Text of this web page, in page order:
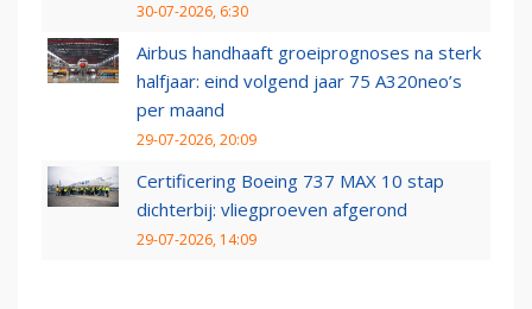
30-07-2026, 6:30
Airbus handhaaft groeiprognoses na sterk
halfjaar: eind volgend jaar 75 A320neo’s
per maand
29-07-2026, 20:09
Certificering Boeing 737 MAX 10 stap
dichterbij: vliegproeven afgerond
29-07-2026, 14:09